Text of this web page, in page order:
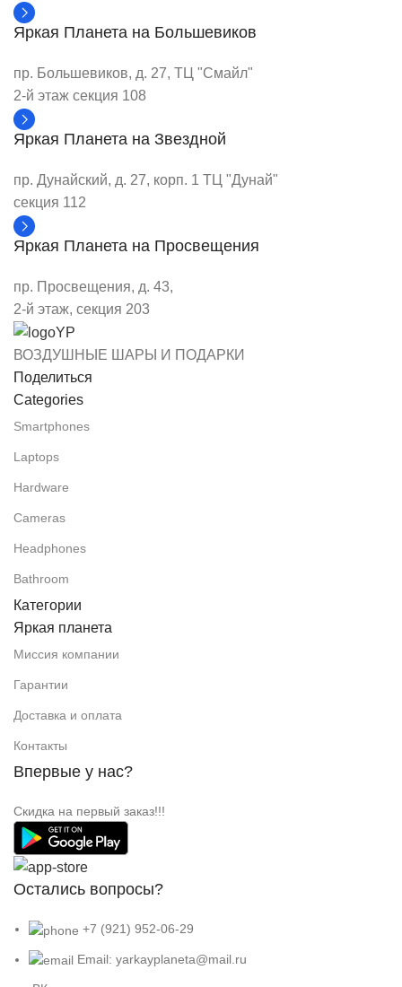
Яркая Планета на Большевиков
пр. Большевиков, д. 27, ТЦ "Смайл"
2-й этаж секция 108
Яркая Планета на Звездной
пр. Дунайский, д. 27, корп. 1 ТЦ "Дунай"
секция 112
Яркая Планета на Просвещения
пр. Просвещения, д. 43,
2-й этаж, секция 203
ВОЗДУШНЫЕ ШАРЫ И ПОДАРКИ
Поделиться
Categories
Smartphones
Laptops
Hardware
Cameras
Headphones
Bathroom
Категории
Яркая планета
Миссия компании
Гарантии
Доставка и оплата
Контакты
Впервые у нас?
Скидка на первый заказ!!!
Остались вопросы?
+7 (921) 952-06-29
Email: yarkayplaneta@mail.ru